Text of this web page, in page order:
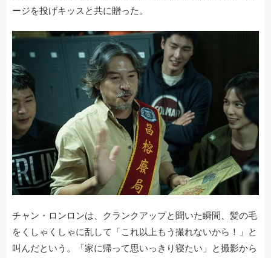
ージを投げキッスと共に贈った。
チャン・ロンロンは、クランクアップと聞いた瞬間、髪の毛
をくしゃくしゃに乱して「これ以上もう撮れないから！」と
叫んだという。「家に帰って思いっきり寝たい」と撮影から